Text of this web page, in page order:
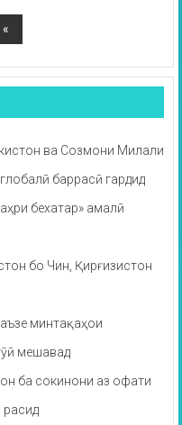
ва Созмони Милали
баррасӣ гардид
бехатар» амалӣ
бо Чин, Қирғизистон
минтақаҳои
мешавад
ба сокинони аз офати
расид